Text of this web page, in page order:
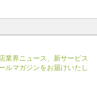
業界ニュース、新サービス
ルマガジンをお届けいたし